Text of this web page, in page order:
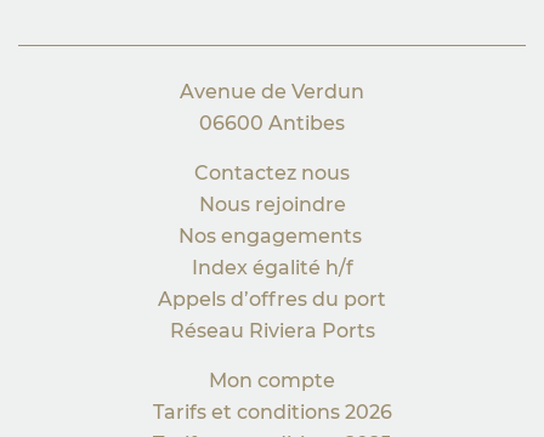
Avenue de Verdun
06600 Antibes
Contactez nous
Nous rejoindre
Nos engagements
Index égalité h/f
Appels d’offres du port
Réseau Riviera Ports
Mon compte
Tarifs et conditions 2026